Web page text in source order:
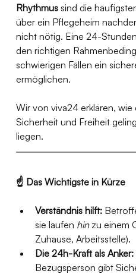
Rhythmus sind die
über ein Pflegeheim
nicht nötig. Eine 24-
den richtigen
schwierigen Fällen ein
ermöglichen.
Wir von viva24 erklären,
Sicherheit und Freiheit
liegen.
☝️ Das Wichtigste in Kürze
Verständnis hilft:
sie laufen hin zu einem
Zuhause, Arbeitsstelle).
Die 24h-Kraft als Anker:
Bezugsperson gibt